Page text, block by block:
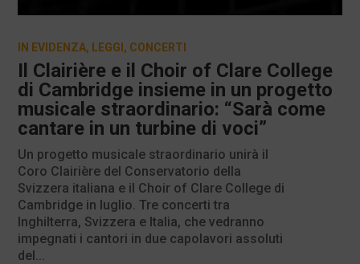
Il Clairière e il Choir of Clare College
di Cambridge insieme in un progetto
musicale straordinario: “Sarà come
cantare in un turbine di voci”
IN EVIDENZA, LEGGI, CONCERTI
Un progetto musicale straordinario unirà il
Coro Clairière del Conservatorio della
Svizzera italiana e il Choir of Clare College di
Cambridge in luglio. Tre concerti tra
Inghilterra, Svizzera e Italia, che vedranno
impegnati i cantori in due capolavori assoluti
del...